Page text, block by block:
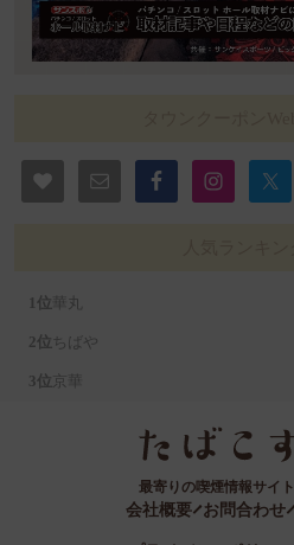
華丸
ちばや
京華
最寄りの喫煙情報サイト
会社概要 お問合わせ